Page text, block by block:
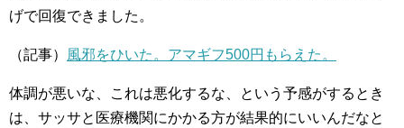
げで回復できました。
（記事） 風邪をひいた。アマギフ500円もらえた。
体調が悪いな、これは悪化するな、という予感がするとき
は、サッサと医療機関にかかる方が結果的にいいんだなと